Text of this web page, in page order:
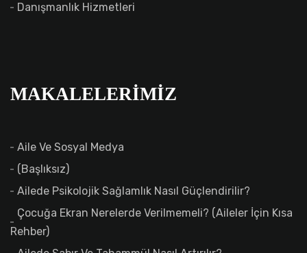
Danışmanlık Hizmetleri
MAKALELERIMIZ
Aile Ve Sosyal Medya
(başlıksız)
Ailede Psikolojik Sağlamlık Nasıl Güçlendirilir?
Çocuğa Ekran Nerelerde Verilmemeli? (Aileler İçin Kısa
Rehber)